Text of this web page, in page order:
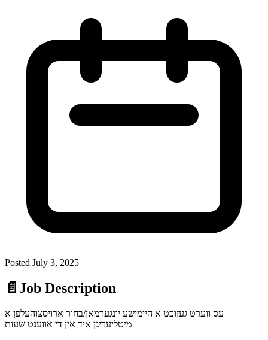
Posted July 3, 2025
📄 Job Description
עס ווערט געזוכט א היימישע יונגערמאן/בחור ארויסצוהעלפן א
מיטליעריגן איד אין די אווענט שעות